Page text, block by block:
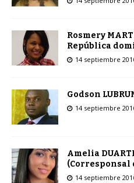
Rosmery
República
14 septiembre
Godson
14 septiembre
Amelia
(Corresponsal
14 septiembre